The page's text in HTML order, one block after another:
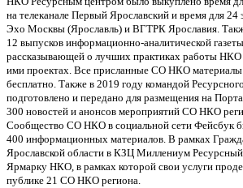
на телеканале Первый Ярославский и время для
Эхо Москвы (Ярославль) и ВГТРК Ярославия.
12 выпусков информационно-аналитической
рассказывающей о лучших практиках работы НКО
ими проектах. Все присланные СО НКО материалы
бесплатно. Также в 2019 году командой
подготовлено и передано для размещения на
300 новостей и анонсов мероприятий СО НКО
Сообщество СО НКО в социальной сети Фейсбук
400 информационных материалов. В рамках
Ярославской области в КЗЦ Миллениум Ресурсный
Ярмарку НКО, в рамках которой свои услуги
публике 21 СО НКО региона.